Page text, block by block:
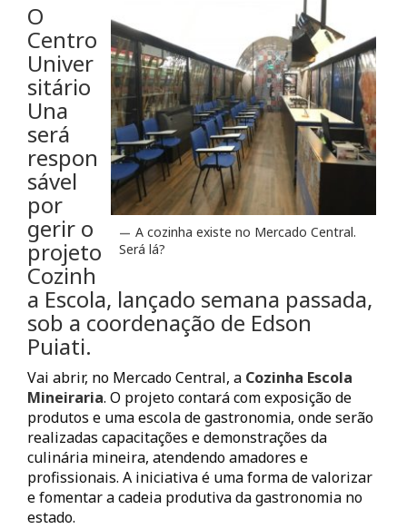
A cozinha existe no Mercado Central.
Será lá?
O
Centro
Univer
sitário
Una
será
respon
sável
por
gerir o
projeto
Cozinh
a Escola, lançado semana passada,
sob a coordenação de Edson
Puiati.
Vai abrir, no Mercado Central, a Cozinha Escola
Mineiraria. O projeto contará com exposição de
produtos e uma escola de gastronomia, onde serão
realizadas capacitações e demonstrações da
culinária mineira, atendendo amadores e
profissionais. A iniciativa é uma forma de valorizar
e fomentar a cadeia produtiva da gastronomia no
estado.